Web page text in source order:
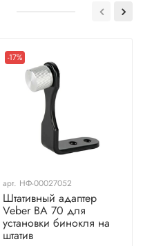
-17%
арт. НФ-00027052
Штативный адаптер
Veber BA 70 для
установки бинокля на
штатив